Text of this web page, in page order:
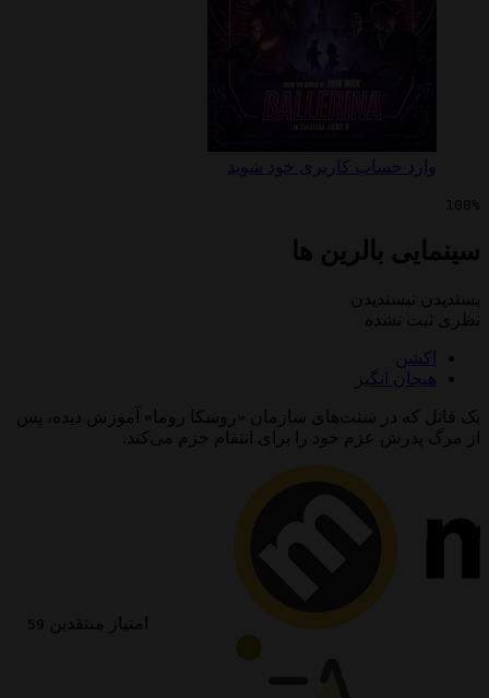
حساب کاربری خود شوید
بالرین ها
نشده
انگیز
در سنت‌های سازمان «روسکا روما» آموزش دیده، پس
عزم خود را برای انتقام جزم می‌کند.
امتیاز منتقدین 59